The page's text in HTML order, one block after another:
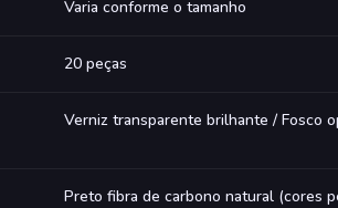
Varia conforme o tamanho
20 peças
Verniz transparente brilhante / Fosco
Preto fibra de carbono natural (cores